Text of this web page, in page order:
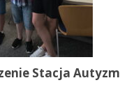
Stacja Autyzm